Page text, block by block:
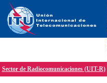
Sector de Radiocomunicaciones (UIT-R)